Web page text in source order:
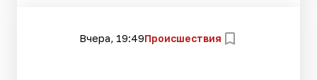
Вчера, 19:49Происшествия